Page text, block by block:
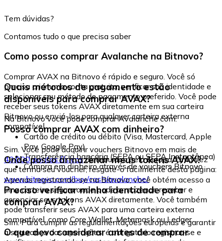
Tem dúvidas?
Contamos tudo o que precisa saber
Como posso comprar Avalanche na Bitnovo?
Comprar AVAX na Bitnovo é rápido e seguro. Você só
precisa criar uma conta gratuita, verificar sua identidade e
selecionar seu método de pagamento preferido. Você pode
receber seus tokens AVAX diretamente em sua carteira
Bitnovo ou enviá-los para qualquer carteira externa
compatível.
Quais métodos de pagamento estão
disponíveis para comprar AVAX?
Na Bitnovo você pode comprar Avalanche com:
Cartão de crédito ou débito (Visa, Mastercard, Apple
Pay, Google Pay)
Transferência bancária (SEPA ou SEPA Instantânea)
Compra em dinheiro através de vouchers Bitnovo
Posso comprar AVAX com dinheiro?
Sim. Você pode adquirir vouchers Bitnovo em mais de
40.000 pontos físicosdistribuídos pela Europa. Uma vez
que tenha seu voucher, resgate-o facilmente desta página:
www.bitnovo.com/buy/cash/avalanche/
Onde posso armazenar meus tokens AVAX?
Apenas registrando-se na Bitnovo, você obtém acesso a
uma carteira segura onde pode armazenar, receber e
gerenciar seus tokens AVAX diretamente. Você também
pode transferir seus AVAX para uma carteira externa
compatível, como Core Wallet, Metamask ou Ledger.
Preciso verificar minha identidade para
comprar AVAX?
Sim. Para cumprir as regulamentações europeias e garantir
a segurança das operações, é obrigatório registrar-se e
O que devo considerar antes de comprar